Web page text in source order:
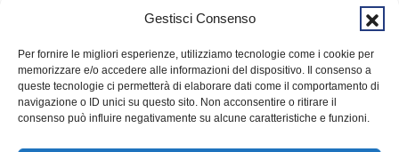
Gestisci Consenso
Per fornire le migliori esperienze, utilizziamo tecnologie come i cookie per
memorizzare e/o accedere alle informazioni del dispositivo. Il consenso a
queste tecnologie ci permetterà di elaborare dati come il comportamento di
navigazione o ID unici su questo sito. Non acconsentire o ritirare il
consenso può influire negativamente su alcune caratteristiche e funzioni.
denaro o informazioni personali. Per
gratuitamente il Vademecum dal sito
www.infotruffe.com, a condividerlo e a
parlarne con i propri familiari. Una
comunità informata è una comunità che
Sardegna: scatta l'allerta
gialla della Protezione civile